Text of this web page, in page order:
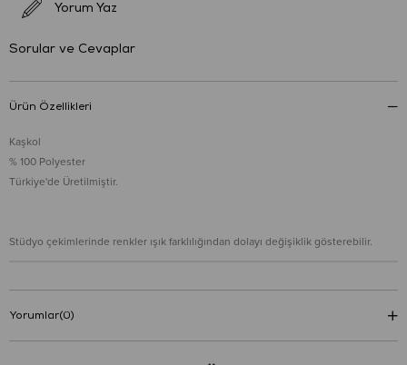
Yorum Yaz
Sorular ve Cevaplar
Ürün Özellikleri
Kaşkol
% 100 Polyester
Türkiye'de Üretilmiştir.
Stüdyo çekimlerinde renkler ışık farklılığından dolayı değişiklik gösterebilir.
Yorumlar(0)